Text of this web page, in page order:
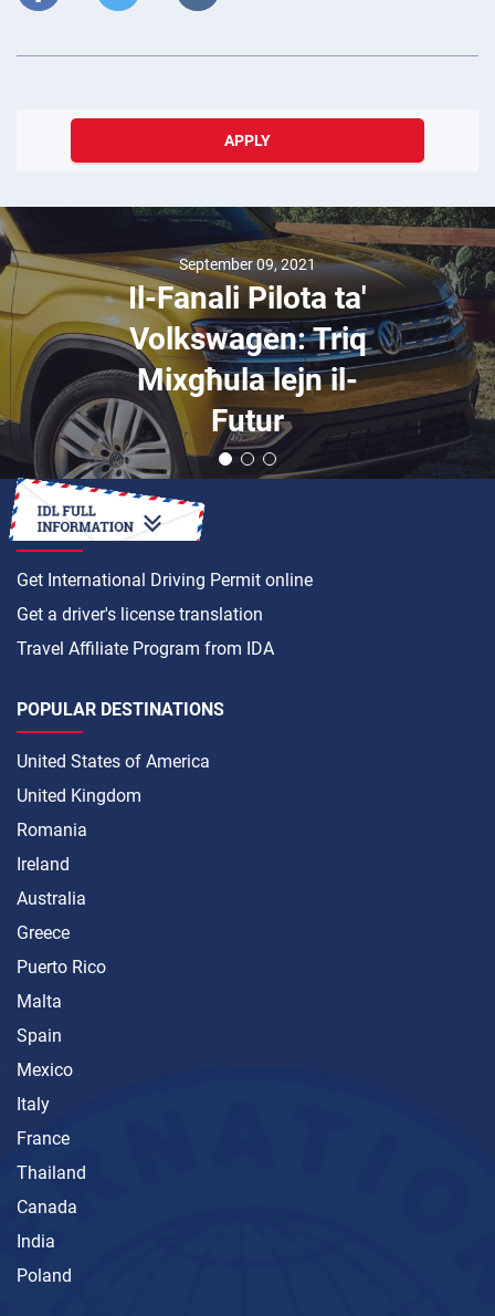
APPLY
September 09, 2021
Il-Fanali Pilota ta'
Volkswagen: Triq
Mixgħula lejn il-
Futur
HOW TO
Get International Driving Permit online
Get a driver's license translation
Travel Affiliate Program from IDA
POPULAR DESTINATIONS
United States of America
United Kingdom
Romania
Ireland
Australia
Greece
Puerto Rico
Malta
Spain
Mexico
Italy
France
Thailand
Canada
India
Poland